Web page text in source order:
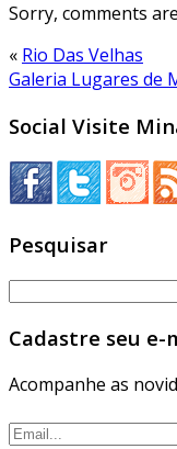
Sorry, comments
« Rio Das Velhas
Galeria Lugares de
Social Visite
Pesquisar
Cadastre seu e-
Acompanhe as